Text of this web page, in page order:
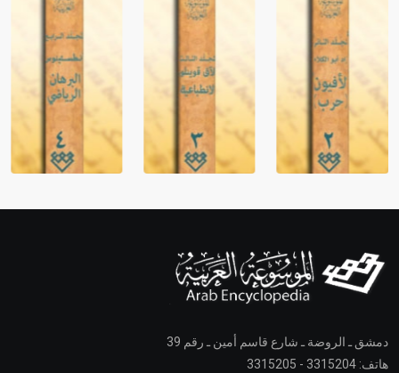
دمشق ـ الروضة ـ شارع قاسم أمين ـ رقم 39
هاتف: 3315204 - 3315205